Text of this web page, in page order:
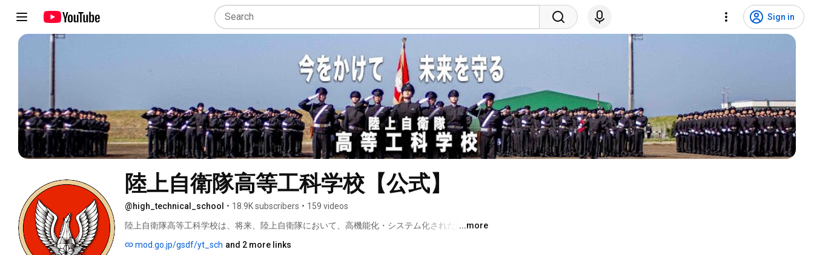
Sign in
陸上自衛隊高等工科学校【公式】
@high_technical_school • 18.9K subscribers • 159 videos
陸上自衛隊高等工科学校は、将来、陸上自衛隊において、高機能化・システム化された装備品
養成し、教育する陸上自衛隊の高等学校です。
...more
mod.go.jp/gsdf/yt_sch and 2 more links